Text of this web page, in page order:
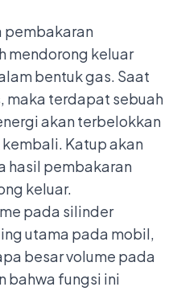
pembakaran
mendorong keluar
bentuk gas. Saat
maka terdapat sebuah
akan terbelokkan
Katup akan
hasil pembakaran
keluar.
pada silinder
utama pada mobil,
besar volume pada
bahwa fungsi ini